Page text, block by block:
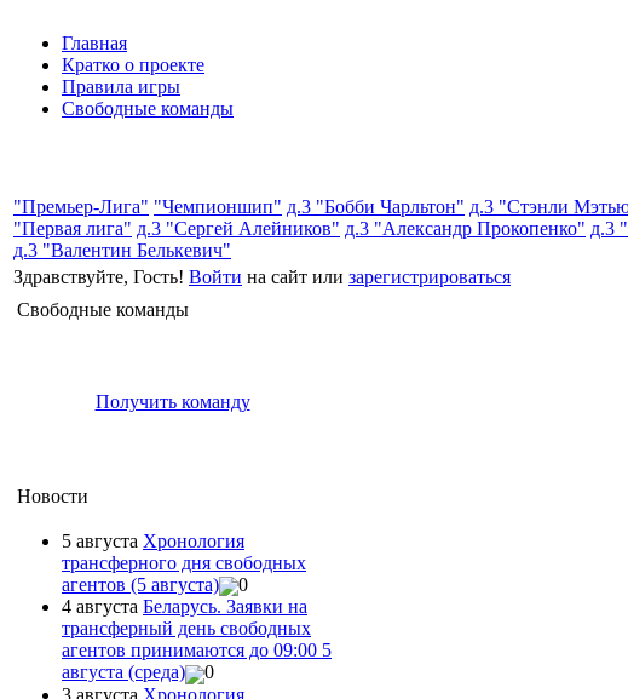
Главная
Кратко о проекте
Правила игры
Свободные команды
"Премьер-Лига" "Чемпионшип" д.3 "Бобби Чарльтон" д.3 "Стэнли
"Первая лига" д.3 "Сергей Алейников" д.3 "Александр Прокопенко" д.3
д.3 "Валентин Белькевич"
Здравствуйте, Гость! Войти на сайт или зарегистрироваться
Свободные команды
Получить команду
Новости
5 августа Хронология
трансферного дня свободных
агентов (5 августа)
0
4 августа Беларусь. Заявки на
трансферный день свободных
агентов принимаются до 09:00 5
августа (среда)
0
3 августа Хронология